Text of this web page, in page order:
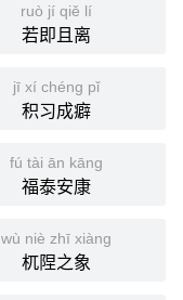
ruò jí qiě lí
若即且离
jī xí chéng pǐ
积习成癖
fú tài ān kāng
福泰安康
wù niè zhī xiàng
杌陧之象